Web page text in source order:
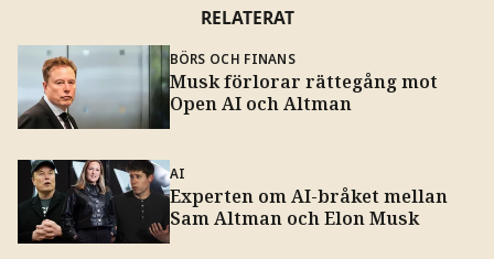
RELATERAT
BÖRS OCH FINANS
Musk förlorar rättegång mot
Open AI och Altman
AI
Experten om AI-bråket mellan
Sam Altman och Elon Musk